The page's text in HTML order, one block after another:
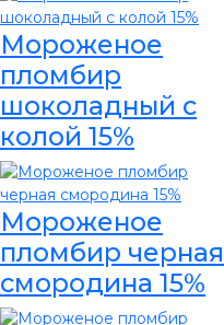
Мороженое
пломбир
шоколадный с
колой 15%
Мороженое
пломбир черная
смородина 15%